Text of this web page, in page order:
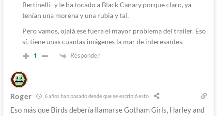
Bertinelli- y le ha tocado a Black Canary porque claro, ya
tenían una morena y una rubia y tal.
Pero vamos, ojalá ese fuera el mayor problema del trailer. Eso
sí, tiene unas cuantas imágenes la mar de interesantes.
1 Responder
Roger 6 años han pasado desde que se escribió esto
Eso más que Birds debería llamarse Gotham Girls, Harley and